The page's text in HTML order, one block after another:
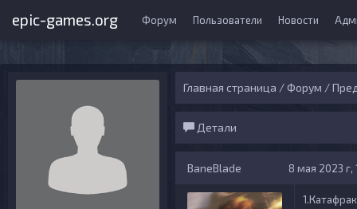
epic-games.org Форум Пользователи Новости
Главная страница /Форум /
Детали
BaneBlade 8 мая 2023 г,